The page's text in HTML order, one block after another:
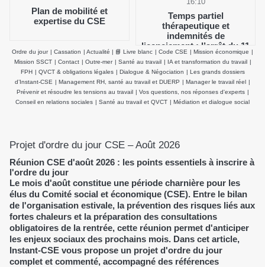
Plan de mobilité et
expertise du CSE
Temps partiel
thérapeutique et
indemnités de
licenciement : l’arrêt du 11
février 2026 de la Cour de
cassation clarifie le salaire
de référence
Ordre du jour | Cassation | Actualité | 📘 Livre blanc | Code CSE | Mission économique |
Mission SSCT | Contact | Outre-mer | Santé au travail | IA et transformation du travail |
FPH | QVCT & obligations légales | Dialogue & Négociation | Les grands dossiers
d’Instant-CSE | Management RH, santé au travail et DUERP | Manager le travail réel |
Prévenir et résoudre les tensions au travail | Vos questions, nos réponses d'experts |
Conseil en relations sociales | Santé au travail et QVCT | Médiation et dialogue social
Projet d'ordre du jour CSE – Août 2026
Réunion CSE d'août 2026 : les points essentiels à inscrire à
l'ordre du jour
Le mois d'août constitue une période charnière pour les
élus du Comité social et économique (CSE). Entre le bilan
de l'organisation estivale, la prévention des risques liés aux
fortes chaleurs et la préparation des consultations
obligatoires de la rentrée, cette réunion permet d'anticiper
les enjeux sociaux des prochains mois. Dans cet article,
Instant-CSE vous propose un projet d'ordre du jour
complet et commenté, accompagné des références